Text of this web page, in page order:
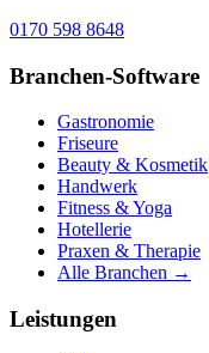
0170 598 8648
Branchen-Software
Gastronomie
Friseure
Beauty & Kosmetik
Handwerk
Fitness & Yoga
Hotellerie
Praxen & Therapie
Alle Branchen →
Leistungen